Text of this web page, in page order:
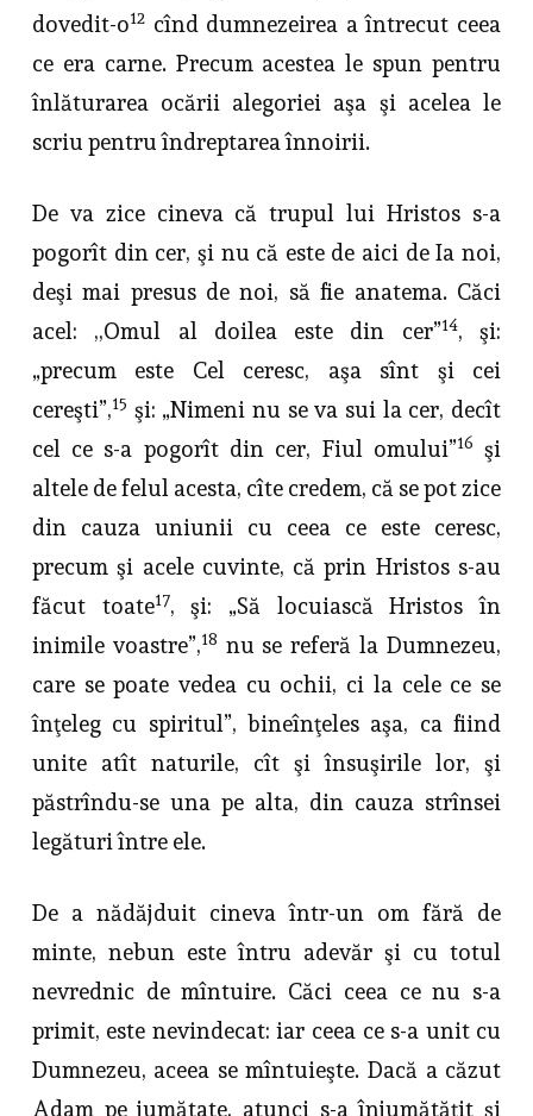
dovedit-o12 cînd dumnezeirea a întrecut ceea
ce era carne. Precum acestea le spun pentru
înlăturarea ocării alegoriei aşa şi acelea le
scriu pentru îndreptarea înnoirii.
De va zice cineva că trupul lui Hristos s-a
pogorît din cer, şi nu că este de aici de Ia noi,
deşi mai presus de noi, să fie anatema. Căci
acel: ,,Omul al doilea este din cer”14, şi:
„precum este Cel ceresc, aşa sînt şi cei
cereşti”,15 şi: „Nimeni nu se va sui la cer, decît
cel ce s-a pogorît din cer, Fiul omului”16
şi
altele de felul acesta, cîte credem, că se pot zice
din cauza uniunii cu ceea ce este ceresc,
precum şi acele cuvinte, că prin Hristos s-au
făcut toate17, şi: „Să locuiască Hristos în
inimile voastre”,18 nu se referă la Dumnezeu,
care se poate vedea cu ochii, ci la cele ce se
înţeleg cu spi­ritul”, bineînţeles aşa, ca fiind
unite atît naturile, cît şi însuşirile lor, şi
păstrîndu-se una pe alta, din cauza strînsei
legături între ele.
De a nădăjduit cineva într-un om fără de
minte, nebun este întru adevăr şi cu totul
nevrednic de mîntuire. Căci ceea ce nu s-a
primit, este nevindecat: iar ceea ce s-a unit cu
Dumnezeu, aceea se mîntuieşte. Dacă a căzut
Adam pe jumătate, atunci s-a înjumătăţit şi